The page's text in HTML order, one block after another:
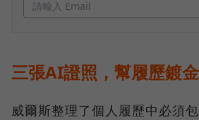
三張AI證照，幫履歷鍍
威爾斯整理了個人履歷中必須